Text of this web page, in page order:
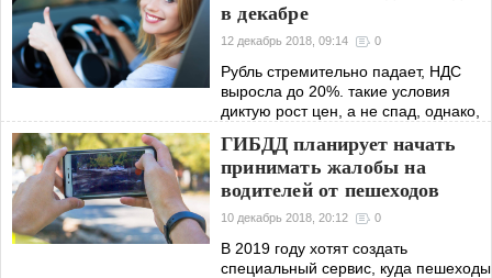
в декабре
12 декабрь 2018, 09:14 0
Рубль стремительно падает, НДС
выросла до 20%. такие условия
диктую рост цен, а не спад, однако,
снижение цен в конце текущего года.
ГИБДД планирует начать
принимать жалобы на
водителей от пешеходов
10 декабрь 2018, 20:12 0
В 2019 году хотят создать
специальный сервис, куда пешеходы